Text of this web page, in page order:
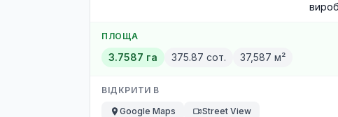
ПЛОЩА
3.7587 га 375.87 сот. 37,587 м²
ВІДКРИТИ В
Google Maps
Street View